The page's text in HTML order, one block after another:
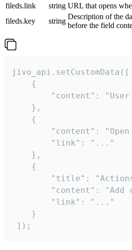
fileds.link
string URL that opens
fileds.key
string
Description of the
before the field
jivo_api.setCustomData([
    {
"content": "User
    },
    {
"content":
        "link": "..."
    },
    {
"title":
"content": "Add
        "link": "..."
    }
]);